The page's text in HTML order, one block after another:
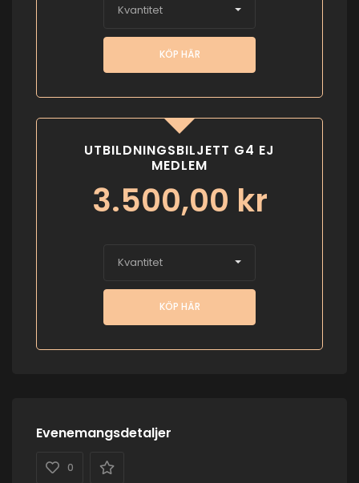
Kvantitet
KÖP HÄR
UTBILDNINGSBILJETT G4 EJ
MEDLEM
3.500,00 kr
Kvantitet
KÖP HÄR
Evenemangsdetaljer
0